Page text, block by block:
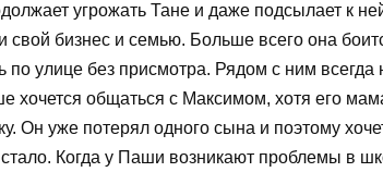
угрожать Тане и даже подсылает к
свой бизнес и семью. Больше всего она
по улице без присмотра. Рядом с ним
хочется общаться с Максимом, хотя его
Он уже потерял одного сына и поэтому
Когда у Паши возникают проблемы в